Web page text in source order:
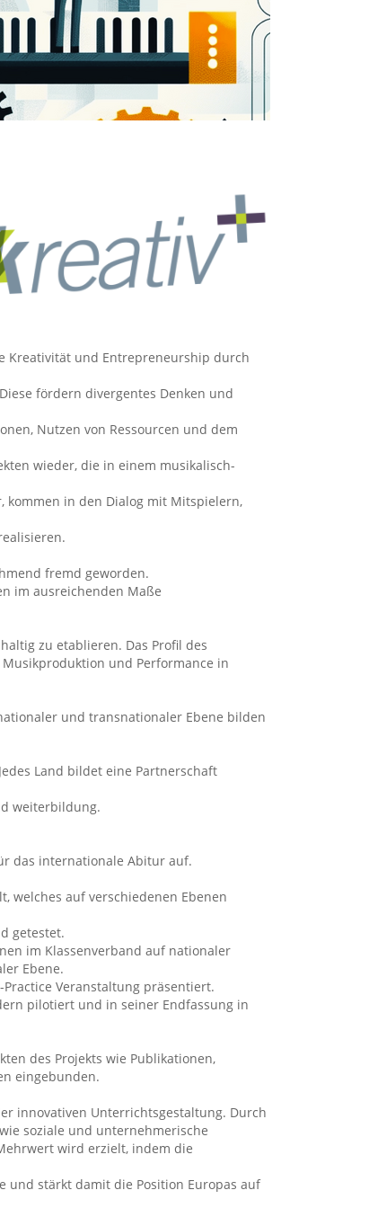
Kreativität und Entrepreneurship durch
fördern divergentes Denken und
Nutzen von Ressourcen und dem
wieder, die in einem musikalisch-
in den Dialog mit Mitspielern,
fremd geworden.
im ausreichenden Maße
zu etablieren. Das Profil des
und Performance in
und transnationaler Ebene bilden
Land bildet eine Partnerschaft
weiterbildung.
das internationale Abitur auf.
welches auf verschiedenen Ebenen
getestet.
im Klassenverband auf nationaler
Ebene.
Veranstaltung präsentiert.
pilotiert und in seiner Endfassung in
des Projekts wie Publikationen,
eingebunden.
innovativen Unterrichtsgestaltung. Durch
soziale und unternehmerische
wird erzielt, indem die
und stärkt damit die Position Europas auf